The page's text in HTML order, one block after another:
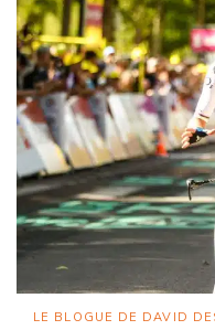
LE BLOGUE DE DAVID